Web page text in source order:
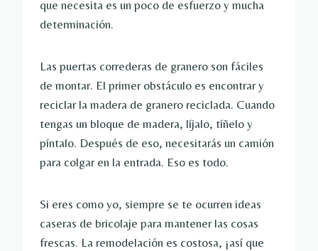
que necesita es un poco de esfuerzo y mucha
determinación.
Las puertas correderas de granero son fáciles
de montar. El primer obstáculo es encontrar y
reciclar la madera de granero reciclada. Cuando
tengas un bloque de madera, líjalo, tíñelo y
píntalo. Después de eso, necesitarás un camión
para colgar en la entrada. Eso es todo.
Si eres como yo, siempre se te ocurren ideas
caseras de bricolaje para mantener las cosas
frescas. La remodelación es costosa, ¡así que